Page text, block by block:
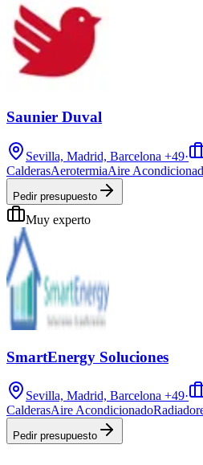
Saunier Duval
Sevilla, Madrid, Barcelona +49·
CalderasAerotermiaAire
Pedir presupuesto
Muy experto
SmartEnergy Soluciones
Sevilla, Madrid, Barcelona +49·
CalderasAire Acondicionado
Pedir presupuesto